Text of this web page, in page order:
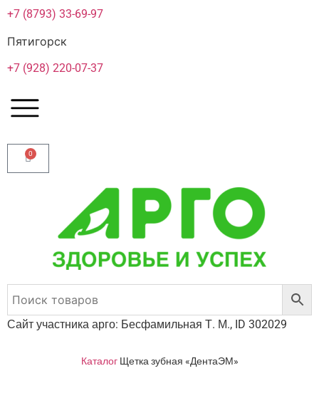
+7 (8793) 33-69-97
Пятигорск
+7 (928) 220-07-37
0
Сайт участника арго: Бесфамильная Т. М., ID 302029
Каталог Щетка зубная «ДентаЭМ»